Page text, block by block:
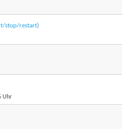
stop/restart)
Uhr